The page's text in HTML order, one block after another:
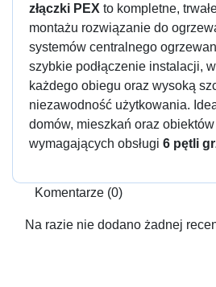
złączki PEX to kompletne,
montażu rozwiązanie do
systemów centralnego
szybkie podłączenie instalacji,
każdego obiegu oraz wysoką
niezawodność użytkowania.
domów, mieszkań oraz
wymagających obsługi 6 pętli
Komentarze (0)
Na razie nie dodano żadnej